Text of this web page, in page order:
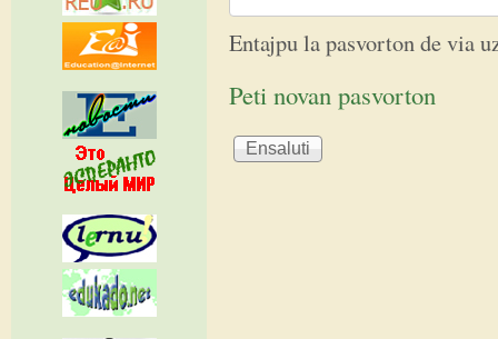
Entajpu la pasvorton de via
Peti novan pasvorton